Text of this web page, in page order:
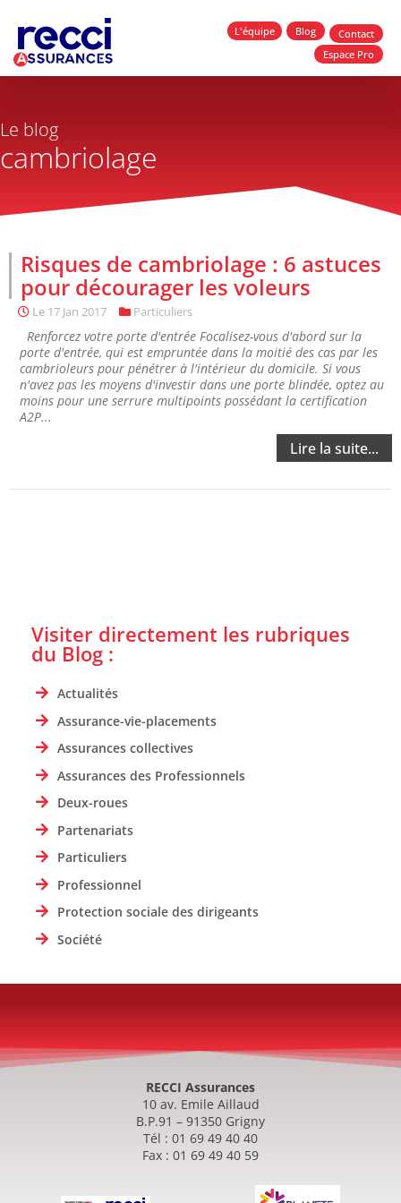
L'équipe Blog
Contact
Espace Pro
Le blog
cambriolage
Risques de cambriolage : 6 astuces
pour décourager les voleurs
Le 17 Jan 2017 Particuliers
Renforcez votre porte d'entrée Focalisez-vous d'abord sur la
porte d'entrée, qui est empruntée dans la moitié des cas par les
cambrioleurs pour pénétrer à l'intérieur du domicile. Si vous
n'avez pas les moyens d'investir dans une porte blindée, optez au
moins pour une serrure multipoints possédant la certification
A2P...
Lire la suite...
Visiter directement les rubriques
du Blog :
Actualités
Assurance-vie-placements
Assurances collectives
Assurances des Professionnels
Deux-roues
Partenariats
Particuliers
Professionnel
Protection sociale des dirigeants
Société
RECCI Assurances
10 av. Emile Aillaud
B.P.91 – 91350 Grigny
Tél : 01 69 49 40 40
Fax : 01 69 49 40 59